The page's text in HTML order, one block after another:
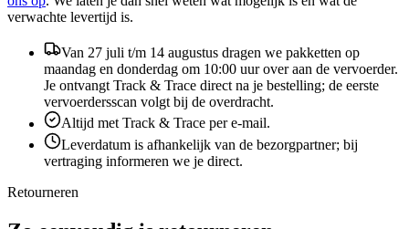
verwachte levertijd is.
Van 27 juli t/m 14 augustus dragen we pakketten op
maandag en donderdag om 10:00 uur over aan de vervoerder.
Je ontvangt Track & Trace direct na je bestelling; de eerste
vervoerdersscan volgt bij de overdracht.
Altijd met Track & Trace per e-mail.
Leverdatum is afhankelijk van de bezorgpartner; bij
vertraging informeren we je direct.
Retourneren